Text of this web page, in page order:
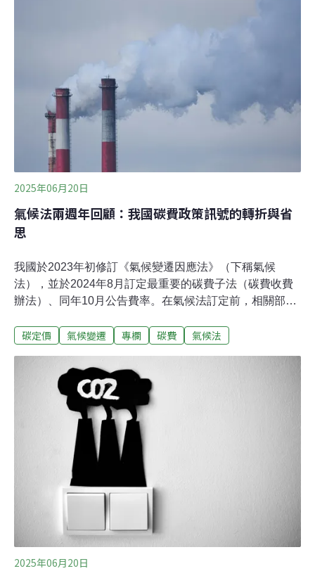
繁榮在思考城市發展的方向時，主流觀點往往延續傳統的
時，忽略了其背後潛藏的環境壓力與社會不均問題。面對
氣候變遷、資源分配不均與生活品質落差等挑戰，城市需
要重新思考「何謂真正的繁榮」。英國經濟學家凱特．拉
沃斯（Kate Raworth）提出的「甜甜圈經濟學
2025年06月20日
氣候法兩週年回顧：我國碳費政策訊號的轉折與省
思
我國於2023年初修訂《氣候變遷因應法》（下稱氣候
法），並於2024年8月訂定最重要的碳費子法（碳費收費
辦法）、同年10月公告費率。在氣候法訂定前，相關部
和討論，預期將碳費制度引進台灣，以跟隨氣候變遷的趨
公布的碳費子法，我國現行的一般費率300元，事業可以
選擇指定目標提交自主減量計畫，較高的減量目標適用較
低的50元優惠費率，較低的減量目標則適用100元優惠費
率。但環境部另設計了一個「高洩漏風險產業」的優惠，
為了避免特定高排放產業外移到其他國家，收費前會再為
這些產業的排放量打二折，等於實際上需要繳納的費率僅
最低每噸10元。而若非高洩漏風險產業，另外也有免費排
放2.5萬噸的優惠。以鋼鐵、石化、水泥這類預期將被公告
為高洩漏風險產業的類型為例，若採用較高的技術標竿指
定目標制定自主減量計畫，最後僅需繳
碳定價 氣候變遷 專欄 碳費 氣候法
2025年06月20日